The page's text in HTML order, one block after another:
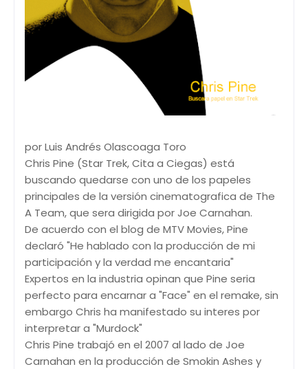
por Luis Andrés Olascoaga Toro
Chris Pine (Star Trek, Cita a Ciegas) está
buscando quedarse con uno de los papeles
principales de la versión cinematografica de The
A Team, que sera dirigida por Joe Carnahan.
De acuerdo con el blog de MTV Movies, Pine
declaró "He hablado con la producción de mi
participación y la verdad me encantaria"
Expertos en la industria opinan que Pine seria
perfecto para encarnar a "Face" en el remake, sin
embargo Chris ha manifestado su interes por
interpretar a "Murdock"
Chris Pine trabajó en el 2007 al lado de Joe
Carnahan en la producción de Smokin Ashes y